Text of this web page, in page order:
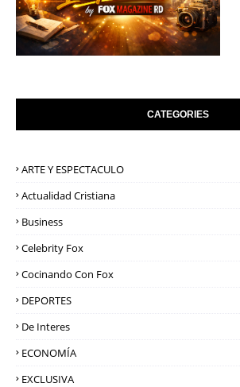
CATEGORIES
ARTE Y ESPECTACULO
Actualidad Cristiana
Business
Celebrity Fox
Cocinando Con Fox
DEPORTES
De Interes
ECONOMÍA
EXCLUSIVA